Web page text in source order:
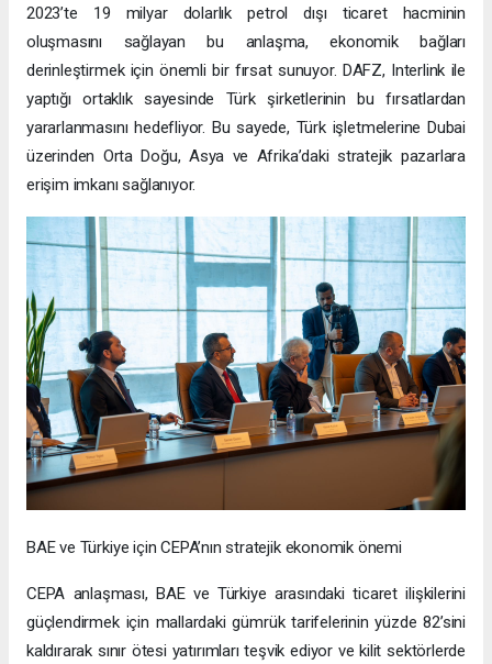
2023’te 19 milyar dolarlık petrol dışı ticaret hacminin
oluşmasını sağlayan bu anlaşma, ekonomik bağları
derinleştirmek için önemli bir fırsat sunuyor. DAFZ, Interlink ile
yaptığı ortaklık sayesinde Türk şirketlerinin bu fırsatlardan
yararlanmasını hedefliyor. Bu sayede, Türk işletmelerine Dubai
üzerinden Orta Doğu, Asya ve Afrika’daki stratejik pazarlara
erişim imkanı sağlanıyor.
BAE ve Türkiye için CEPA’nın stratejik ekonomik önemi
CEPA anlaşması, BAE ve Türkiye arasındaki ticaret ilişkilerini
güçlendirmek için mallardaki gümrük tarifelerinin yüzde 82’sini
kaldırarak sınır ötesi yatırımları teşvik ediyor ve kilit sektörlerde